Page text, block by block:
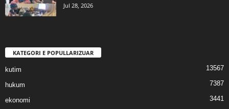
Jul 28, 2026
KATEGORI E POPULLARIZUAR
kutim 13567
hukum 7387
ekonomi 3441